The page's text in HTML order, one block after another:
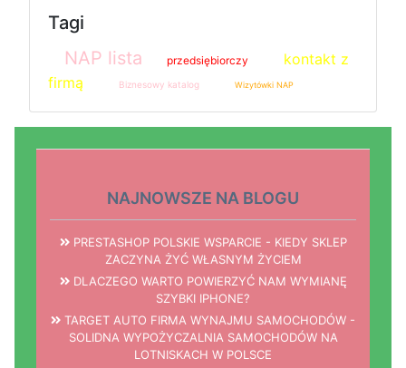
Tagi
NAP lista
przedsiębiorczy
kontakt z
firmą
Biznesowy katalog Wizytówki NAP
NAJNOWSZE NA BLOGU
PRESTASHOP POLSKIE WSPARCIE - KIEDY SKLEP
ZACZYNA ŻYĆ WŁASNYM ŻYCIEM
DLACZEGO WARTO POWIERZYĆ NAM WYMIANĘ
SZYBKI IPHONE?
TARGET AUTO FIRMA WYNAJMU SAMOCHODÓW -
SOLIDNA WYPOŻYCZALNIA SAMOCHODÓW NA
LOTNISKACH W POLSCE